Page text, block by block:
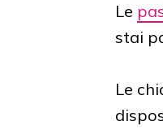
Le
stai
Le